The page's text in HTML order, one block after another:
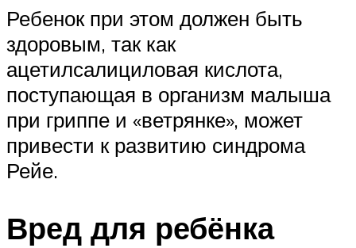
Ребенок при этом должен быть
здоровым, так как
ацетилсалициловая кислота,
поступающая в организм малыша
при гриппе и «ветрянке», может
привести к развитию синдрома
Рейе.
Вред для ребёнка